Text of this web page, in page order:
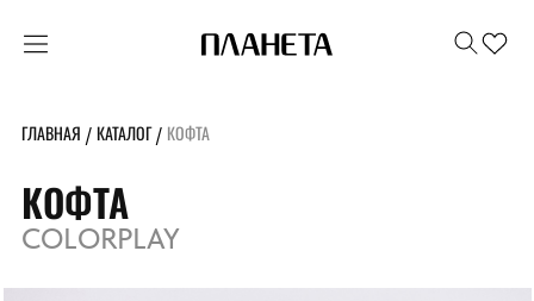
ГЛАВНАЯ / КАТАЛОГ/ КОФТА
КОФТА
COLORPLAY